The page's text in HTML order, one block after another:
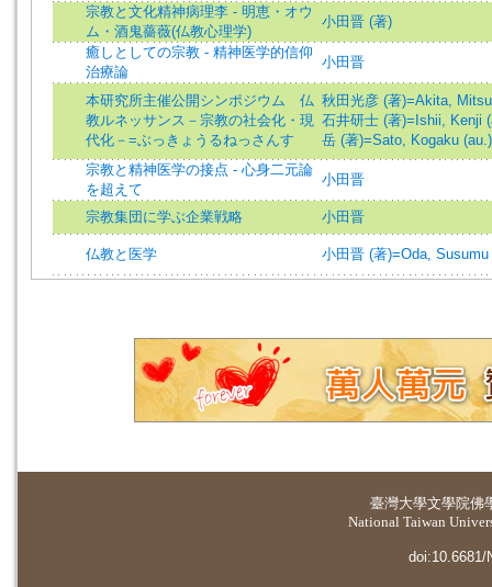
宗教と文化精神病理李 - 明恵・オウ
ム・酒鬼薔薇(仏教心理学)
小田晋 (著)
癒しとしての宗教 - 精神医学的信仰
治療論
小田晋
本研究所主催公開シンポジウム 仏
教ルネッサンス－宗教の社会化・現
代化－=ぶっきょうるねっさんす
秋田光彦 (著)=Akita,
石井研士 (著)=Ishii, Kenji
岳 (著)=Sato, Kogaku (au.)
宗教と精神医学の接点 - 心身二元論
を超えて
小田晋
宗教集団に学ぶ企業戦略 小田晋
仏教と医学 小田晋 (著)=Oda, Susumu
臺灣大學文學院佛
National Taiwan
doi:10.6681/